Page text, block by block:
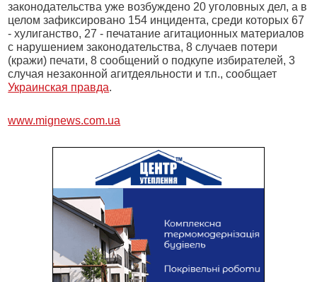
законодательства уже возбуждено 20 уголовных дел, а в
целом зафиксировано 154 инцидента, среди которых 67
- хулиганство, 27 - печатание агитационных материалов
с нарушением законодательства, 8 случаев потери
(кражи) печати, 8 сообщений о подкупе избирателей, 3
случая незаконной агитдеяльности и т.п., сообщает
Украинская правда.
www.mignews.com.ua